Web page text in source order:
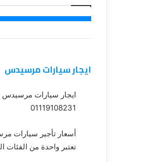
ايجار سيارات مرسيدس
ايجار سيارات مرسيدس
01119108231
أسعار تأجير سيارات
تعتبر واحدة من